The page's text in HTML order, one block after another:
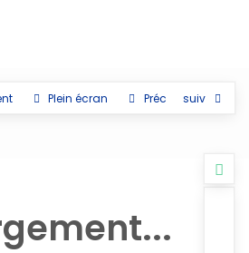
Plein écran Préc suiv